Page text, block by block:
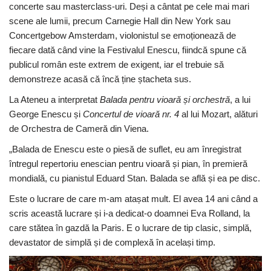
concerte sau masterclass-uri. Deși a cântat pe cele mai mari
scene ale lumii, precum Carnegie Hall din New York sau
Concertgebow Amsterdam, violonistul se emoționează de
fiecare dată când vine la Festivalul Enescu, fiindcă spune că
publicul român este extrem de exigent, iar el trebuie să
demonstreze acasă că încă ține ștacheta sus.
La Ateneu a interpretat Balada pentru vioară și orchestră, a lui
George Enescu și Concertul de vioară nr. 4 al lui Mozart, alături
de Orchestra de Cameră din Viena.
„Balada de Enescu este o piesă de suflet, eu am înregistrat
întregul repertoriu enescian pentru vioară și pian, în premieră
mondială, cu pianistul Eduard Stan. Balada se află și ea pe disc.
Este o lucrare de care m-am atașat mult. El avea 14 ani când a
scris această lucrare și i-a dedicat-o doamnei Eva Rolland, la
care stătea în gazdă la Paris. E o lucrare de tip clasic, simplă,
devastator de simplă și de complexă în același timp.